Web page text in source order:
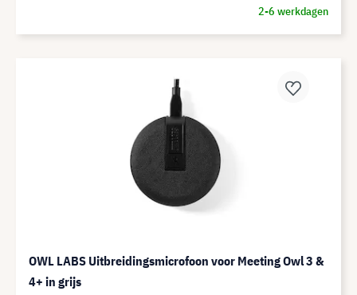
2-6 werkdagen
OWL LABS Uitbreidingsmicrofoon voor Meeting Owl 3 &
4+ in grijs